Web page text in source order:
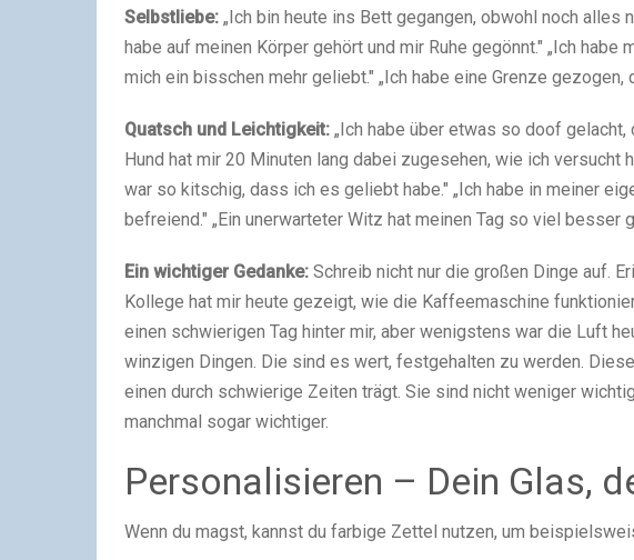
Selbstliebe: „Ich bin heute ins Bett gegangen, obwohl noch alles
habe auf meinen Körper gehört und mir Ruhe gegönnt." „Ich
mich ein bisschen mehr geliebt." „Ich habe eine Grenze
Quatsch und Leichtigkeit: „Ich habe über etwas so doof gelacht,
Hund hat mir 20 Minuten lang dabei zugesehen, wie ich versucht
war so kitschig, dass ich es geliebt habe." „Ich habe in meiner
befreiend." „Ein unerwarteter Witz hat meinen Tag so viel besser
Ein wichtiger Gedanke: Schreib nicht nur die großen Dinge auf.
Kollege hat mir heute gezeigt, wie die Kaffeemaschine
einen schwierigen Tag hinter mir, aber wenigstens war die Luft
winzigen Dingen. Die sind es wert, festgehalten zu werden.
einen durch schwierige Zeiten trägt. Sie sind nicht weniger
manchmal sogar wichtiger.
Personalisieren – Dein Glas,
Wenn du magst, kannst du farbige Zettel nutzen, um